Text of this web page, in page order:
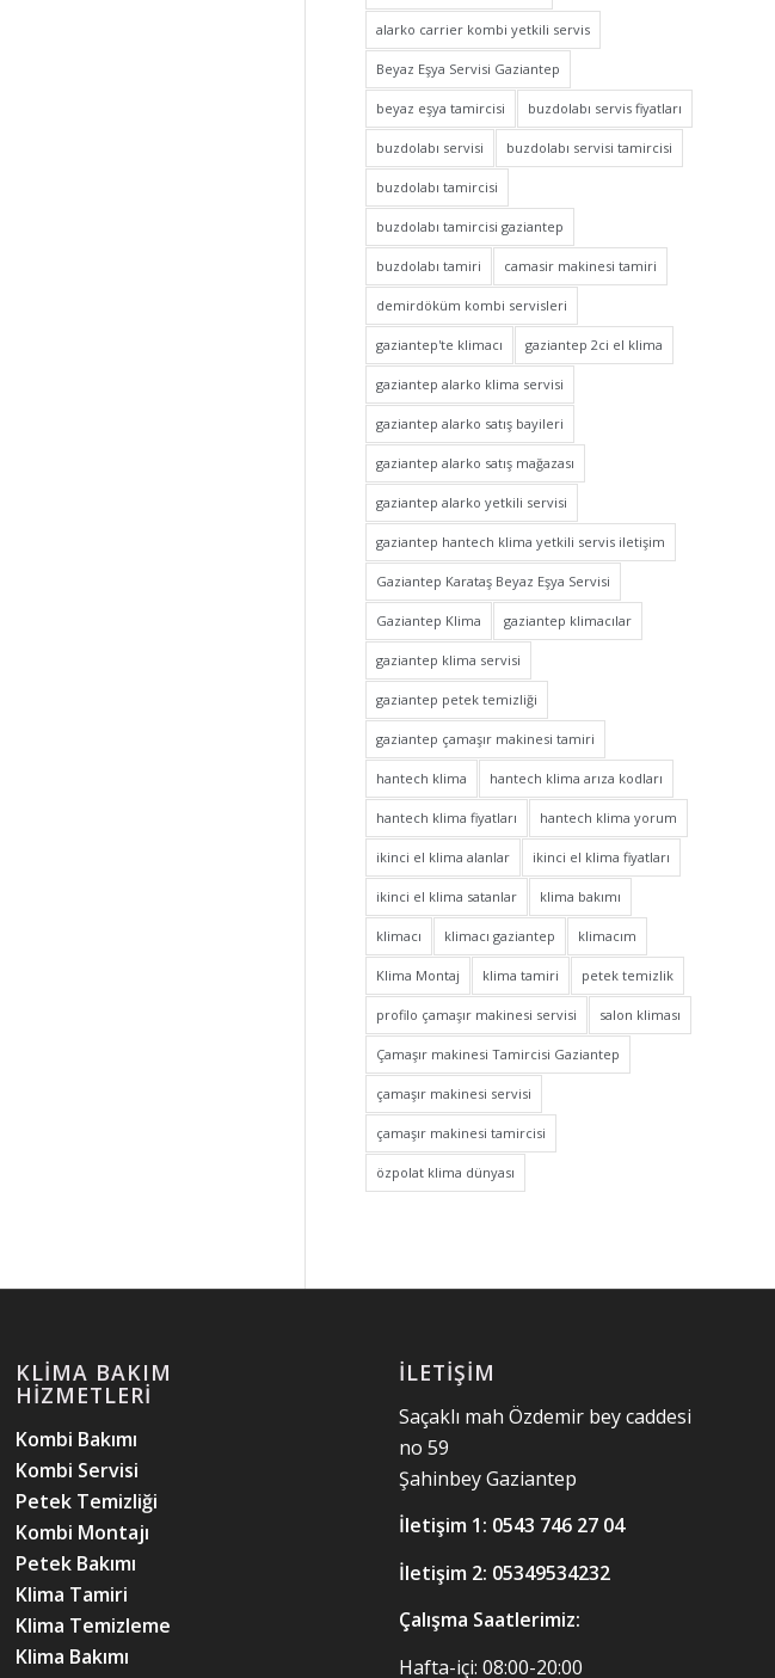
alarko carrier kombi yetkili servis
Beyaz Eşya Servisi Gaziantep
beyaz eşya tamircisi buzdolabı servis fiyatları
buzdolabı servisi buzdolabı servisi tamircisi
buzdolabı tamircisi
buzdolabı tamircisi gaziantep
buzdolabı tamiri camasir makinesi tamiri
demirdöküm kombi servisleri
gaziantep'te klimacı gaziantep 2ci el klima
gaziantep alarko klima servisi
gaziantep alarko satış bayileri
gaziantep alarko satış mağazası
gaziantep alarko yetkili servisi
gaziantep hantech klima yetkili servis iletişim
Gaziantep Karataş Beyaz Eşya Servisi
Gaziantep Klima gaziantep klimacılar
gaziantep klima servisi
gaziantep petek temizliği
gaziantep çamaşır makinesi tamiri
hantech klima hantech klima arıza kodları
hantech klima fiyatları hantech klima yorum
ikinci el klima alanlar ikinci el klima fiyatları
ikinci el klima satanlar klima bakımı
klimacı klimacı gaziantep klimacım
Klima Montaj klima tamiri petek temizlik
profilo çamaşır makinesi servisi salon kliması
Çamaşır makinesi Tamircisi Gaziantep
çamaşır makinesi servisi
çamaşır makinesi tamircisi
özpolat klima dünyası
KLIMA BAKIM
HIZMETLERI
Kombi Bakımı
Kombi Servisi
Petek Temizliği
Kombi Montajı
Petek Bakımı
Klima Tamiri
Klima Temizleme
Klima Bakımı
İLETIŞIM
Saçaklı mah Özdemir bey caddesi
no 59
Şahinbey Gaziantep
İletişim 1: 0543 746 27 04
İletişim 2: 05349534232
Çalışma Saatlerimiz:
Hafta-içi: 08:00-20:00